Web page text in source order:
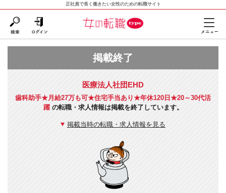
正社員で長く働きたい女性のための転職サイト
掲載終了
医療法人社団EHD
歯科助手★月給27万も可★住宅手当あり★年休120日★20～30代活
躍 の転職・求人情報は掲載を終了しています。
掲載当時の転職・求人情報を見る